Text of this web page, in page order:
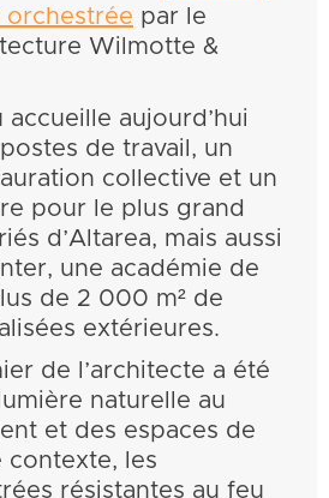
par le
Wilmotte &
accueille aujourd’hui
de travail, un
collective et un
pour le plus grand
d’Altarea, mais aussi
une académie de
de 2 000 m² de
extérieures.
de l’architecte a été
naturelle au
et des espaces de
contexte, les
résistantes au feu